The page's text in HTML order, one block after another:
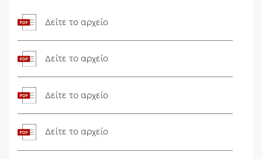
Δείτε το αρχείο
Δείτε το αρχείο
Δείτε το αρχείο
Δείτε το αρχείο